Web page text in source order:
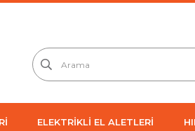
ELEKTRİKLİ EL ALETLERİ